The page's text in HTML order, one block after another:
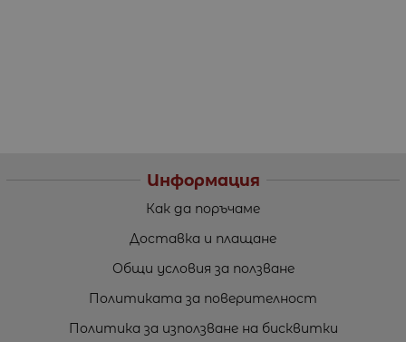
Информация
Как да поръчаме
Доставка и плащане
Общи условия за ползване
Политиката за поверителност
Политика за използване на бисквитки